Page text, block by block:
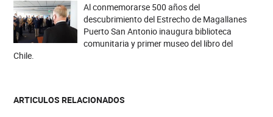
Al conmemorarse 500 años del
descubrimiento del Estrecho de Magallanes
Puerto San Antonio inaugura biblioteca
comunitaria y primer museo del libro del
Chile.
ARTICULOS RELACIONADOS